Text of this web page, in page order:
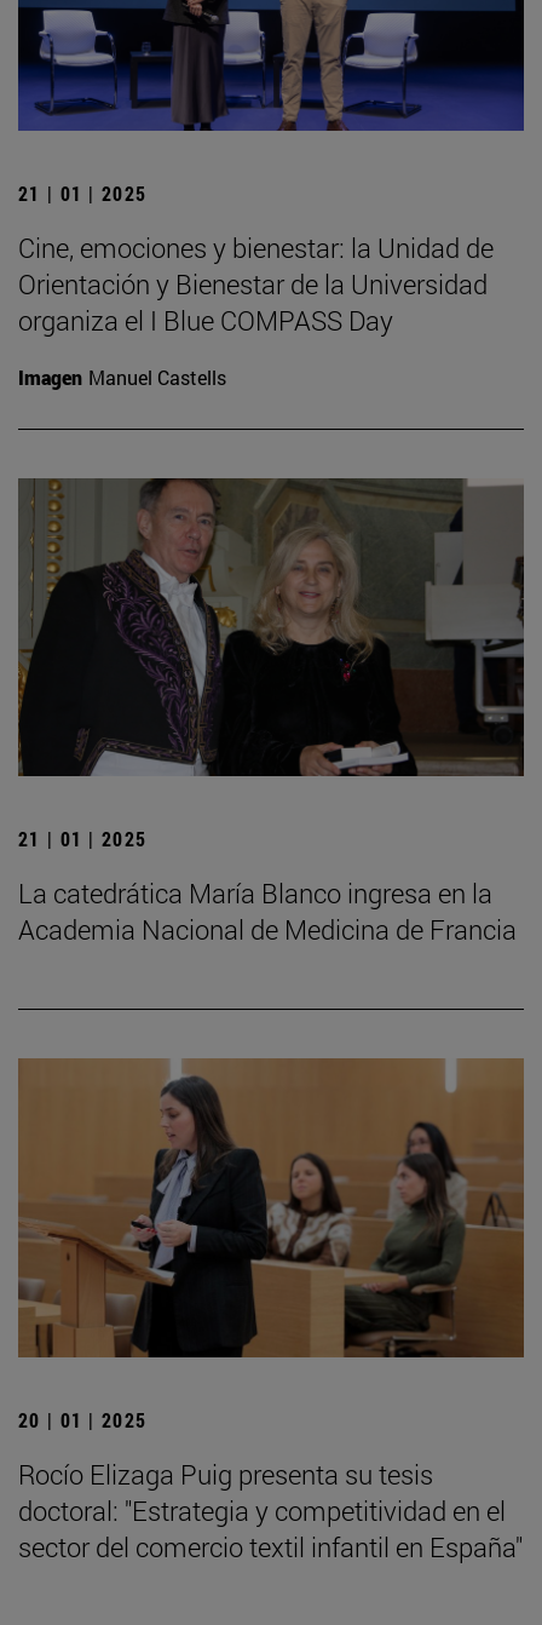
21 | 01 | 2025
Cine, emociones y bienestar: la Unidad de
Orientación y Bienestar de la Universidad
organiza el I Blue COMPASS Day
Imagen Manuel Castells
21 | 01 | 2025
La catedrática María Blanco ingresa en la
Academia Nacional de Medicina de Francia
20 | 01 | 2025
Rocío Elizaga Puig presenta su tesis
doctoral: "Estrategia y competitividad en el
sector del comercio textil infantil en España"